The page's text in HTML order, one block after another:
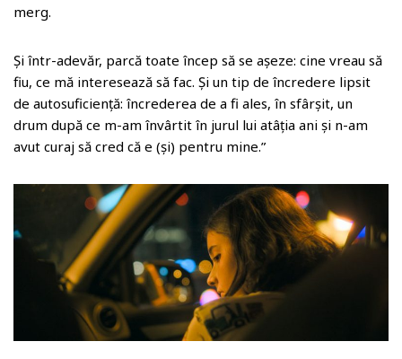
merg.
Și într-adevăr, parcă toate încep să se așeze: cine vreau să
fiu, ce mă interesează să fac. Și un tip de încredere lipsit
de autosuficiență: încrederea de a fi ales, în sfârșit, un
drum după ce m-am învârtit în jurul lui atâția ani și n-am
avut curaj să cred că e (și) pentru mine.”